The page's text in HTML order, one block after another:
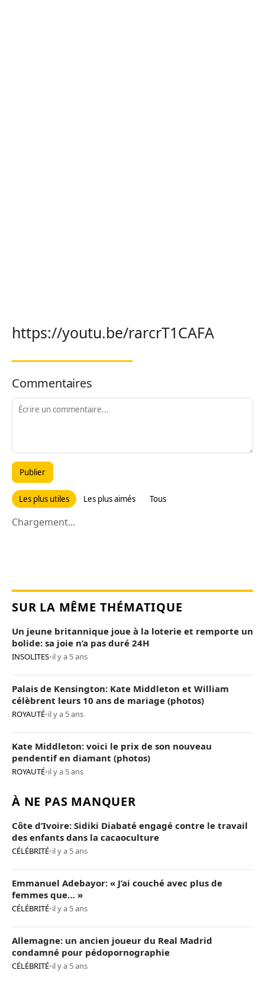
https://youtu.be/rarcrT1CAFA
Commentaires
Publier
Les plus utiles Les plus aimés Tous
Chargement...
SUR LA MÊME THÉMATIQUE
Un jeune britannique joue à la loterie et remporte un
bolide: sa joie n’a pas duré 24H
INSOLITES•il y a 5 ans
Palais de Kensington: Kate Middleton et William
célèbrent leurs 10 ans de mariage (photos)
ROYAUTÉ•il y a 5 ans
Kate Middleton: voici le prix de son nouveau
pendentif en diamant (photos)
ROYAUTÉ•il y a 5 ans
À NE PAS MANQUER
Côte d’Ivoire: Sidiki Diabaté engagé contre le travail
des enfants dans la cacaoculture
CÉLÉBRITÉ•il y a 5 ans
Emmanuel Adebayor: « J’ai couché avec plus de
femmes que… »
CÉLÉBRITÉ•il y a 5 ans
Allemagne: un ancien joueur du Real Madrid
condamné pour pédopornographie
CÉLÉBRITÉ•il y a 5 ans